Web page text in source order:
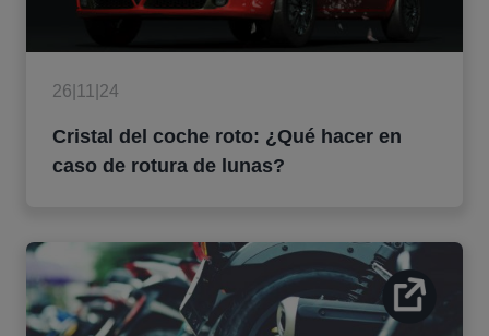
26|11|24
Cristal del coche roto: ¿Qué hacer en
caso de rotura de lunas?